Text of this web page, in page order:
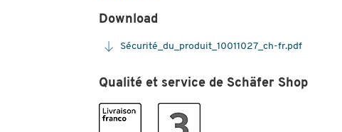
Matériau piétement tôle d'acier
Matériaux sols panneau de particules
stockage
Download
Sécurité_du_produit_10011027_ch-fr.pdf
Qualité et service de Schäfer Shop